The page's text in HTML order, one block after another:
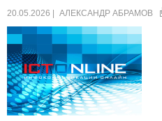
20.05.2026 | АЛЕКСАНДР АБРАМОВ